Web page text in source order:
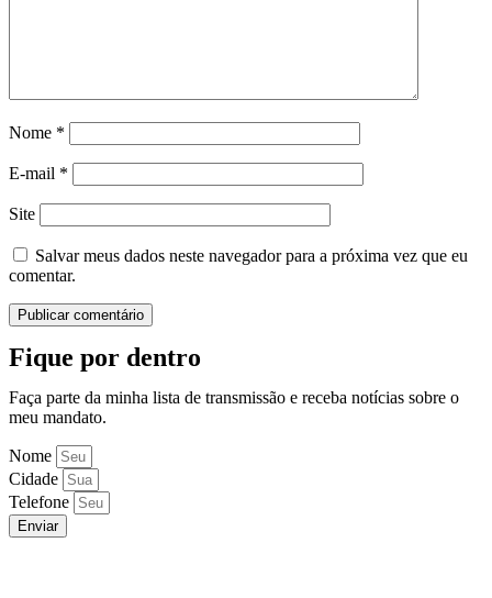
Nome *
E-mail *
Site
Salvar meus dados neste navegador para a próxima vez que eu
comentar.
Fique por dentro
Faça parte da minha lista de transmissão e receba notícias sobre o
meu mandato.
Nome
Cidade
Telefone
Enviar